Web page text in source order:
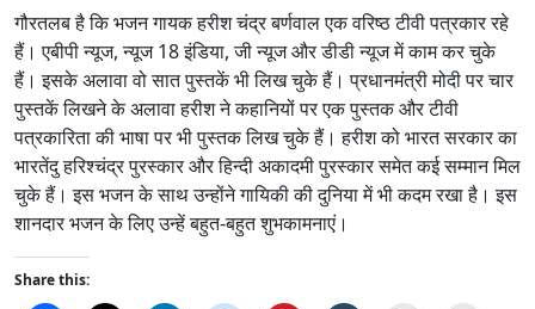
गौरतलब है कि भजन गायक हरीश चंद्र बर्णवाल एक वरिष्ठ टीवी पत्रकार रहे
हैं। एबीपी न्यूज, न्यूज 18 इंडिया, जी न्यूज और डीडी न्यूज में काम कर चुके
हैं। इसके अलावा वो सात पुस्तकें भी लिख चुके हैं। प्रधानमंत्री मोदी पर चार
पुस्तकें लिखने के अलावा हरीश ने कहानियों पर एक पुस्तक और टीवी
पत्रकारिता की भाषा पर भी पुस्तक लिख चुके हैं। हरीश को भारत सरकार का
भारतेंदु हरिश्चंद्र पुरस्कार और हिन्दी अकादमी पुरस्कार समेत कई सम्मान मिल
चुके हैं। इस भजन के साथ उन्होंने गायिकी की दुनिया में भी कदम रखा है। इस
शानदार भजन के लिए उन्हें बहुत-बहुत शुभकामनाएं।
Share this: